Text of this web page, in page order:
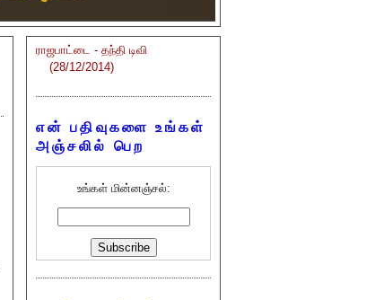
ராஜபாட்டை - தந்தி டிவி
(28/12/2014)
என் பதிவுகளை உங்கள்
அஞ்சலில் பெற
உங்கள் மின்னஞ்சல்: